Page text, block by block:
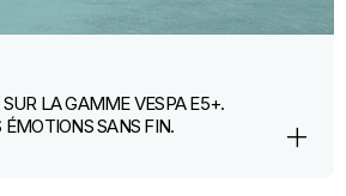
LA GAMME VESPA E5+.
ÉMOTIONS SANS FIN.